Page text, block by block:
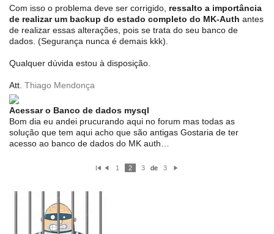
Com isso o problema deve ser corrigido, ressalto a importância
de realizar um backup do estado completo do MK-Auth antes
de realizar essas alterações, pois se trata do seu banco de
dados. (Segurança nunca é demais kkk).
Qualquer dúvida estou à disposição.
Att. Thiago Mendonça
Acessar o Banco de dados mysql
Bom dia eu andei prucurando aqui no forum mas todas as
solução que tem aqui acho que são antigas Gostaria de ter
acesso ao banco de dados do MK auth…
ei
1 2 3 de
3